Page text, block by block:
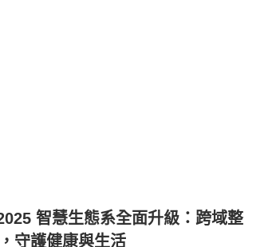
智慧生態系全面升級：跨域整
守護健康與生活